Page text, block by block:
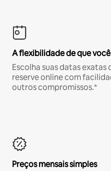
A flexibilidade de que
Escolha suas datas
reserve online com
outros compromissos.*
Preços mensais simples